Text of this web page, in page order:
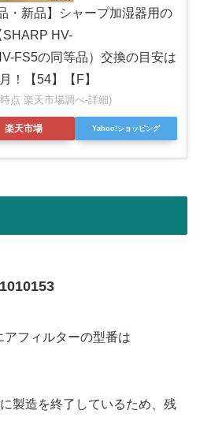
・新品】シャープ加湿器用の
HV-
FS5の同等品）交換の目安は
！【54】【F】
点 楽天市場調べ-詳細)
楽天市場 Yahoo!ショッピング
アフィルターの型番は
製造を終了しているため、残